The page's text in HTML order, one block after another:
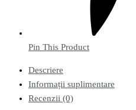
Pin This Product
Descriere
Informații suplimentare
Recenzii (0)